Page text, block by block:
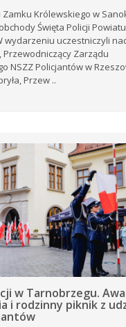
Królewskiego w
Święta Policji Powiatu
wydarzeniu uczestniczyli
Przewodniczący Zarządu
NSZZ Policjantów w
Przew ..
w Tarnobrzegu.
i rodzinny piknik z